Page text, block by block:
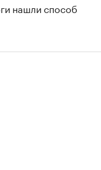
нашли способ